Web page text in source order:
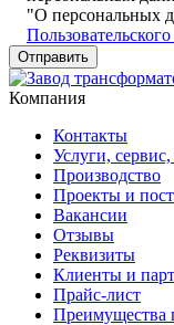
"О персональных
Компания
Контакты
Услуги,
Производство
Проекты и
Вакансии
Отзывы
Реквизиты
Клиенты и
Прайс-лист
Преимущества